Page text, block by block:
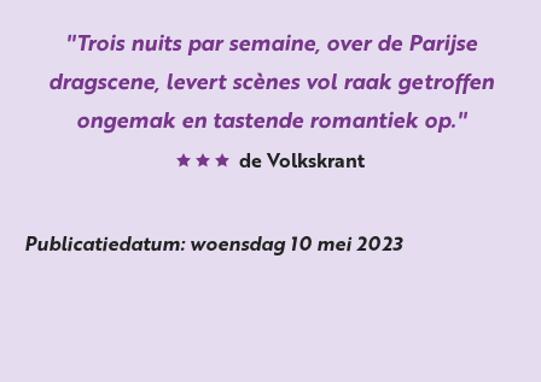
Trois nuits par semaine, over de Parijse
dragscene, levert scènes vol raak getroffen
ongemak en tastende romantiek op.
de Volkskrant
Publicatiedatum: woensdag 10 mei 2023